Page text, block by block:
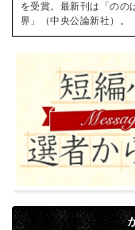
を受賞。最新刊は「のの
界」（中央公論新社）。